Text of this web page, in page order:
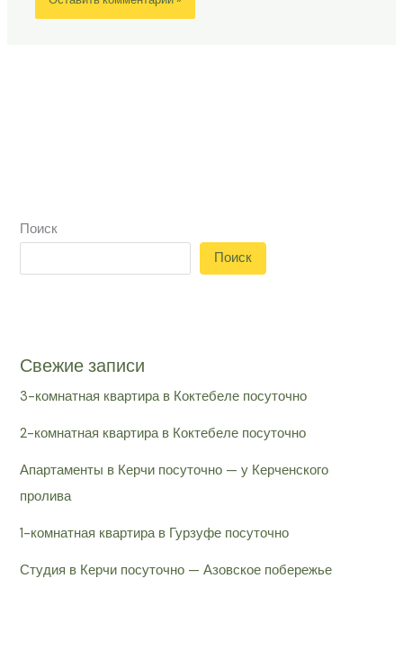
Поиск
Поиск
Свежие записи
3-комнатная квартира в Коктебеле посуточно
2-комнатная квартира в Коктебеле посуточно
Апартаменты в Керчи посуточно — у Керченского
пролива
1-комнатная квартира в Гурзуфе посуточно
Студия в Керчи посуточно — Азовское побережье